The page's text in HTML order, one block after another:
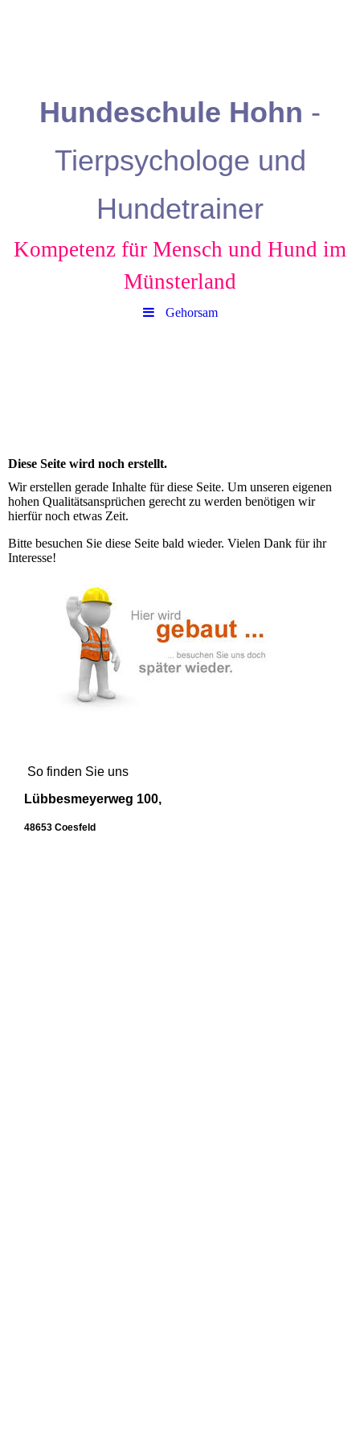
Hundeschule Hohn -
Tierpsychologe und
Hundetrainer
Kompetenz für Mensch und Hund im
Münsterland
Gehorsam
Diese Seite wird noch erstellt.
Wir erstellen gerade Inhalte für diese Seite. Um unseren eigenen
hohen Qualitätsansprüchen gerecht zu werden benötigen wir
hierfür noch etwas Zeit.
Bitte besuchen Sie diese Seite bald wieder. Vielen Dank für ihr
Interesse!
So finden Sie uns
Lübbesmeyerweg 100,
48653 Coesfeld